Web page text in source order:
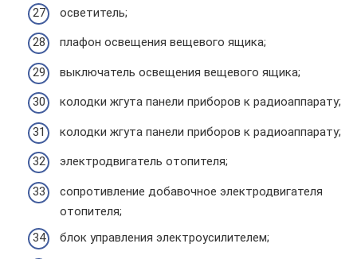
осветитель;
плафон освещения вещевого ящика;
выключатель освещения вещевого ящика;
колодки жгута панели приборов к радиоаппарату;
колодки жгута панели приборов к радиоаппарату;
электродвигатель отопителя;
сопротивление добавочное электродвигателя
отопителя;
блок управления электроусилителем;